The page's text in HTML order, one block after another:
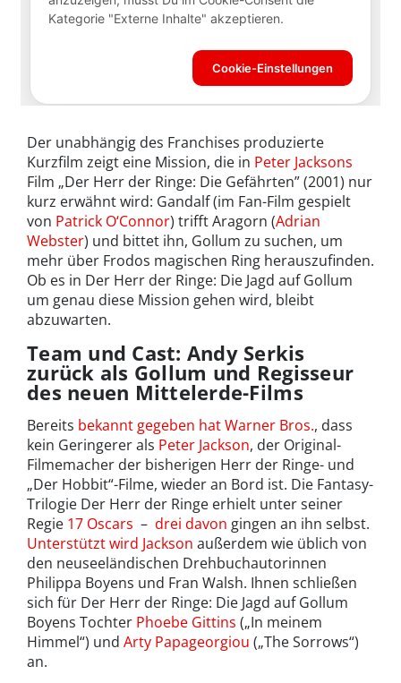
Der unabhängig des Franchises produzierte
Kurzfilm zeigt eine Mission, die in Peter Jacksons
Film „Der Herr der Ringe: Die Gefährten” (2001) nur
kurz erwähnt wird: Gandalf (im Fan-Film gespielt
von Patrick O‘Connor) trifft Aragorn (Adrian
Webster) und bittet ihn, Gollum zu suchen, um
mehr über Frodos magischen Ring herauszufinden.
Ob es in Der Herr der Ringe: Die Jagd auf Gollum
um genau diese Mission gehen wird, bleibt
abzuwarten.
Team und Cast: Andy Serkis
zurück als Gollum und Regisseur
des neuen Mittelerde-Films
Bereits bekannt gegeben hat Warner Bros., dass
kein Geringerer als Peter Jackson, der Original-
Filmemacher der bisherigen Herr der Ringe- und
„Der Hobbit“-Filme, wieder an Bord ist. Die Fantasy-
Trilogie Der Herr der Ringe erhielt unter seiner
Regie 17 Oscars – drei davon gingen an ihn selbst.
Unterstützt wird Jackson außerdem wie üblich von
den neuseeländischen Drehbuchautorinnen
Philippa Boyens und Fran Walsh. Ihnen schließen
sich für Der Herr der Ringe: Die Jagd auf Gollum
Boyens Tochter Phoebe Gittins („In meinem
Himmel“) und Arty Papageorgiou („The Sorrows“)
an.